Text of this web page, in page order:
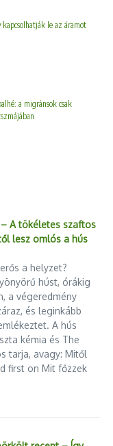
kapcsolhatják le az áramot
a migránsok csak
A tökéletes szaftos
lesz omlós a hús
a helyzet?
húst, órákig
a végeredmény
és leginkább
A hús
kémia és The
tarja, avagy: Mitől
first on Mit főzzek